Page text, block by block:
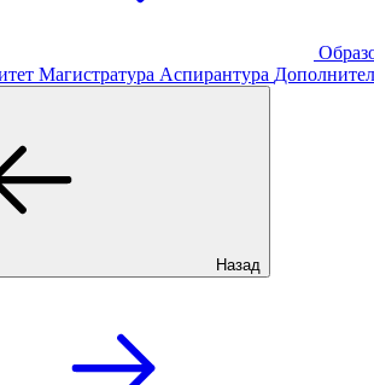
Магистратура Аспирантура
Назад